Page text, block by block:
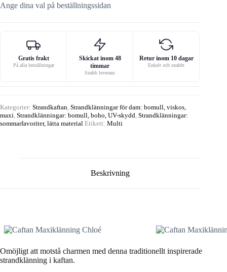
Ange dina val på beställningssidan
Gratis frakt
På alla beställningar
Skickat inom 48
timmar
Snabb leverans
Retur inom 10 dagar
Enkelt och snabbt
Kategorier: Strandkaftan Strandklänningar för dam: bomull, viskos,
maxi Strandklänningar: bomull, boho, UV-skydd Strandklänningar:
sommarfavoriter, lätta material Etikett: Multi
Beskrivning
Omöjligt att motstå charmen med denna traditionellt inspirerade
strandklänning i kaftan.